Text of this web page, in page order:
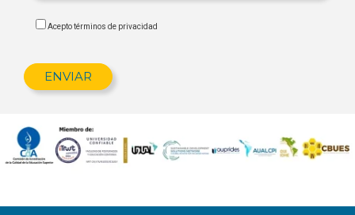
Acepto términos de privacidad